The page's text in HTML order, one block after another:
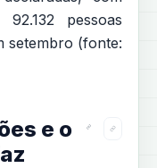
pessoas
setembro (fonte:
e o